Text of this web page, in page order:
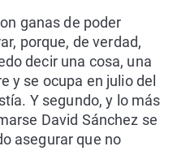
ganas de poder
porque, de verdad,
decir una cosa, una
y se ocupa en julio del
Y segundo, y lo más
David Sánchez se
asegurar que no